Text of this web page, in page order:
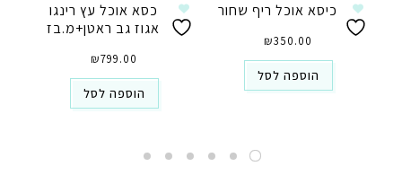
כיסא אוכל ריף שחור
₪350.00
הוספה לסל
כסא אוכל עץ רינגו
אגוז גב ראטן+מ.בז
₪799.00
הוספה לסל